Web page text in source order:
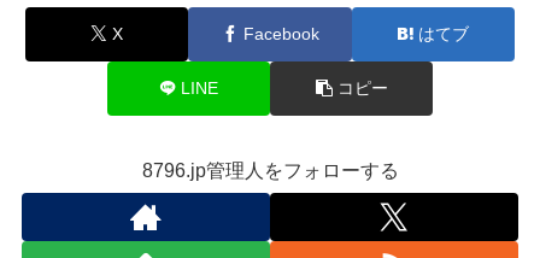
X Facebook はてブ
LINE コピー
8796.jp管理人をフォローする